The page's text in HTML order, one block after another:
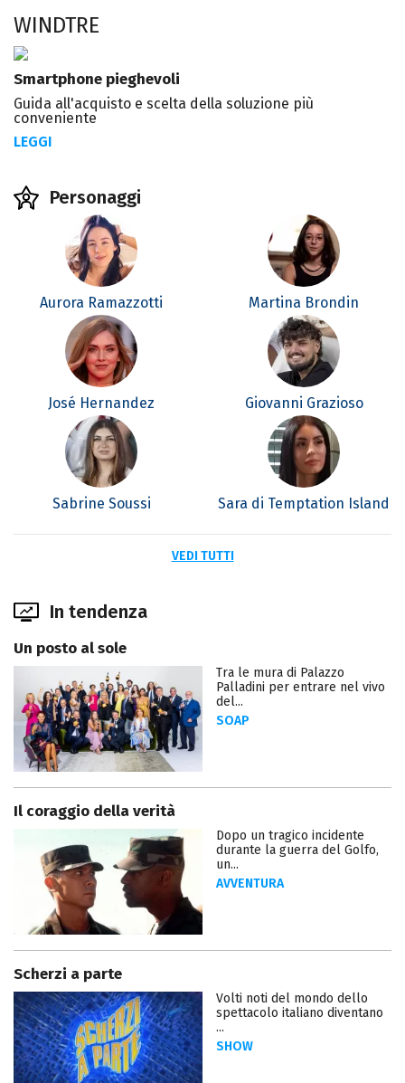
WINDTRE
Smartphone pieghevoli
Guida all'acquisto e scelta della soluzione più
conveniente
LEGGI
Personaggi
Aurora Ramazzotti Martina Brondin
José Hernandez Giovanni Grazioso
Sabrine Soussi Sara di Temptation Island
VEDI TUTTI
In tendenza
Un posto al sole
Tra le mura di Palazzo
Palladini per entrare nel vivo
del...
SOAP
Il coraggio della verità
Dopo un tragico incidente
durante la guerra del Golfo,
un...
AVVENTURA
Scherzi a parte
Volti noti del mondo dello
spettacolo italiano diventano
...
SHOW